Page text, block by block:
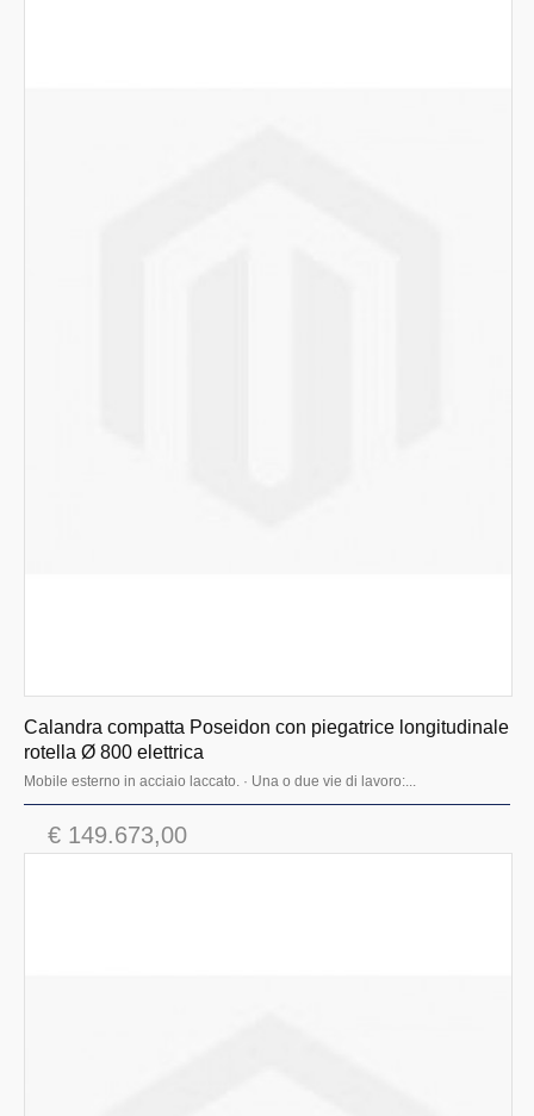
Calandra compatta Poseidon con piegatrice longitudinale
rotella Ø 800 elettrica
Mobile esterno in acciaio laccato. · Una o due vie di lavoro:...
€ 149.673,00